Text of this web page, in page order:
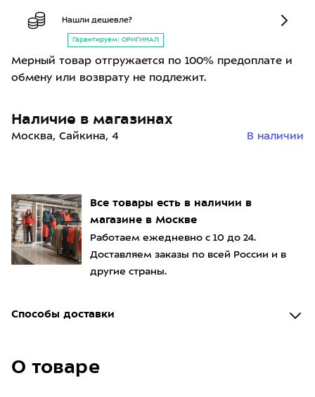
Все товары есть в наличии в
магазине в Москве
Работаем ежедневно с 10 до 24.
Доставляем заказы по всей России и в
другие страны.
Способы доставки
О товаре
Нашли дешевле?
Гарантируем: ОРИГИНАЛ
Мерный товар отгружается по 100% предоплате и
обмену или возврату не подлежит.
Наличие в магазинах
Москва, Сайкина, 4 В наличии